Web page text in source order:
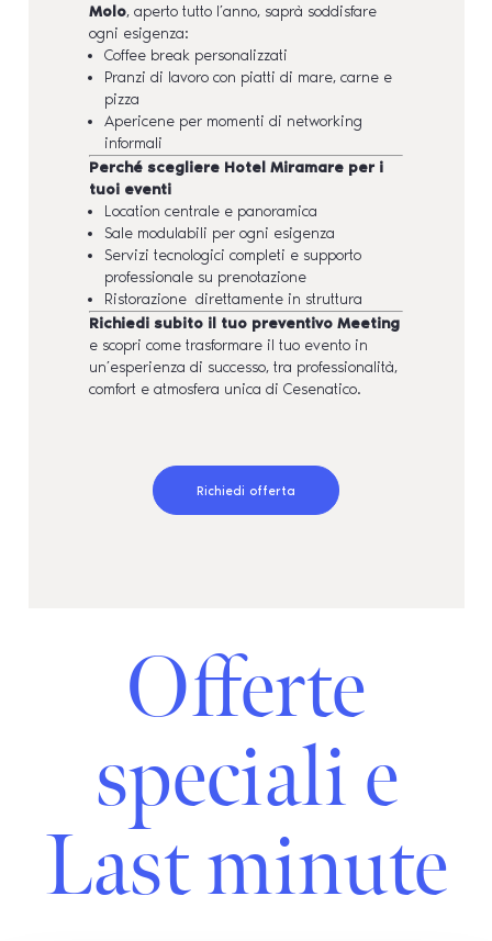
Molo, aperto tutto l’anno, saprà soddisfare
ogni esigenza:
Coffee break personalizzati
Pranzi di lavoro con piatti di mare, carne e
pizza
Apericene per momenti di networking
informali
Perché scegliere Hotel Miramare per i
tuoi eventi
Location centrale e panoramica
Sale modulabili per ogni esigenza
Servizi tecnologici completi e supporto
professionale su prenotazione
Ristorazione direttamente in struttura
Richiedi subito il tuo preventivo Meeting
e scopri come trasformare il tuo evento in
un’esperienza di successo, tra professionalità,
comfort e atmosfera unica di Cesenatico.
Richiedi offerta
Offerte
speciali e
Last minute